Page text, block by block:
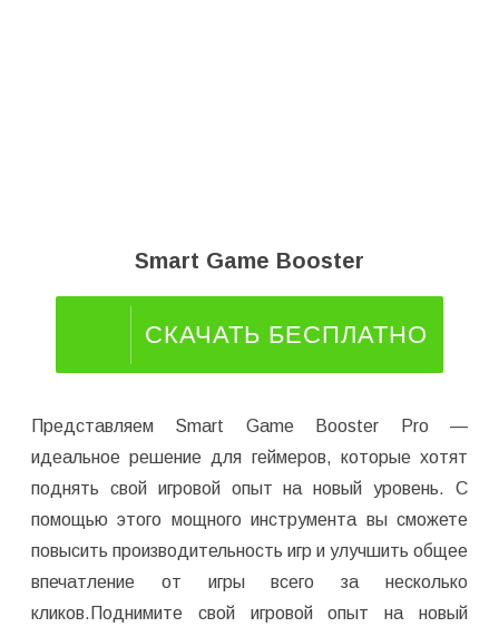
Smart Game Booster
СКАЧАТЬ БЕСПЛАТНО
Представляем Smart Game Booster Pro —
идеальное решение для геймеров, которые хотят
поднять свой игровой опыт на новый уровень. С
помощью этого мощного инструмента вы сможете
повысить производительность игр и улучшить общее
впечатление от игры всего за несколько
кликов.Поднимите свой игровой опыт на новый